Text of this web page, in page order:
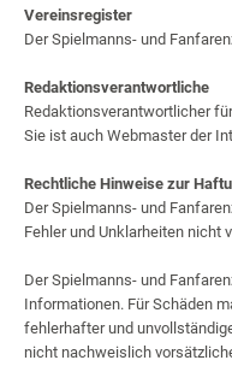
Vereinsregister
Der Spielmanns- und
Redaktionsverantwortliche
Redaktionsverantwortlicher
Sie ist auch Webmaster der
Rechtliche Hinweise zur
Der Spielmanns- und
Fehler und Unklarheiten nicht
Der Spielmanns- und
Informationen. Für Schäden
fehlerhafter und
nicht nachweislich